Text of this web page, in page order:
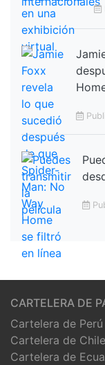
CARTELERA DE
Cartelera de Perú
Cartelera de Chile
Cartelera de